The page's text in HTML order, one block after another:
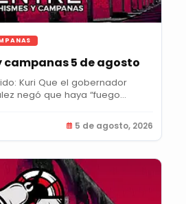
campanas 5 de agosto
Kuri Que el gobernador
negó que haya “fuego
5 de agosto, 2026